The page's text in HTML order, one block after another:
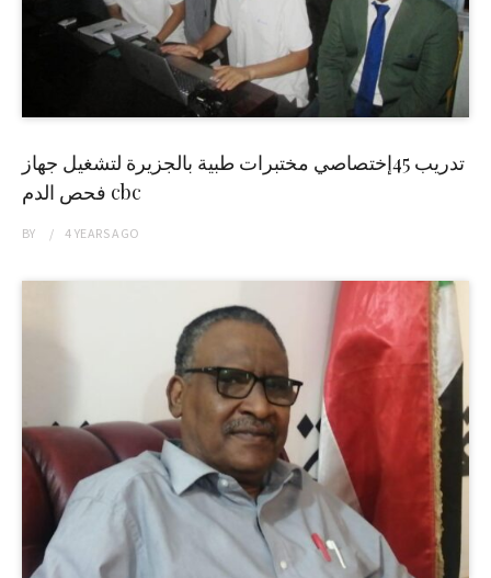
تدريب 45إختصاصي مختبرات طبية بالجزيرة لتشغيل جهاز
فحص الدم cbc
BY 4 YEARSAGO